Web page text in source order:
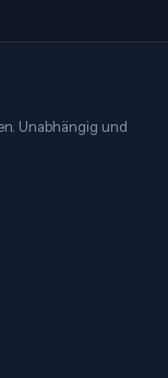
Unabhängig und